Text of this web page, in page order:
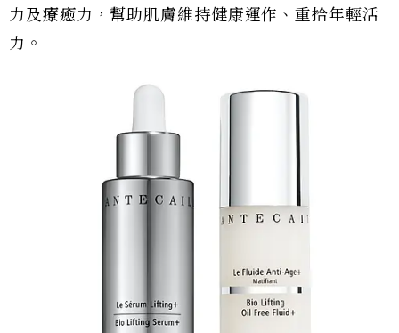
力及療癒力，幫助肌膚維持健康運作、重拾年輕活
力。